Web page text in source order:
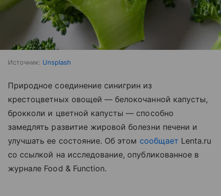
Источник: Unsplash
Природное соединение синигрин из
крестоцветных овощей — белокочанной капусты,
брокколи и цветной капусты — способно
замедлять развитие жировой болезни печени и
улучшать ее состояние. Об этом сообщает Lenta.ru
со ссылкой на исследование, опубликованное в
журнале Food & Function.